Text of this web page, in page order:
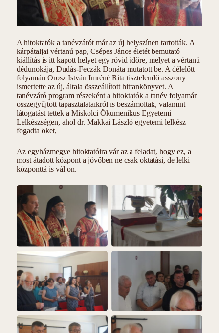
A hitoktatók a tanévzárót már az új helyszínen tartották. A
kárpátaljai vértanú pap, Csépes János életét bemutató
kiállítás is itt kapott helyet egy rövid időre, melyet a vértanú
dédunokája, Dudás-Feczák Donáta mutatott be. A délelőtt
folyamán Orosz István Imréné Rita tisztelendő asszony
ismertette az új, általa összeállított hittankönyvet. A
tanévzáró program részeként a hitoktatók a tanév folyamán
összegyűjtött tapasztalataikról is beszámoltak, valamint
látogatást tettek a Miskolci Ökumenikus Egyetemi
Lelkészségen, ahol dr. Makkai László egyetemi lelkész
fogadta őket,
Az egyházmegye hitoktatóira vár az a feladat, hogy ez, a
most átadott központ a jövőben ne csak oktatási, de lelki
központtá is váljon.